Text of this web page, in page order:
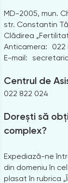
MD-2005, mun.
str. Constantin
Clădirea
Anticamera:
022
E-mail:
Centrul de
022 822 024
Dorești să
complex?
Expediază-ne
din domeniu în
plasat în rubrica